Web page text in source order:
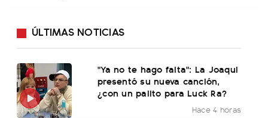
ÚLTIMAS NOTICIAS
"Ya no te hago falta": La Joaqui
presentó su nueva canción,
¿con un palito para Luck Ra?
Hace 4 horas